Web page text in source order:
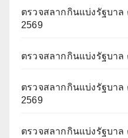
ตรวจสลากกินแบ่งรัฐบาล
2569
ตรวจสลากกินแบ่งรัฐบาล
ตรวจสลากกินแบ่งรัฐบาล
2569
ตรวจสลากกินแบ่งรัฐบาล